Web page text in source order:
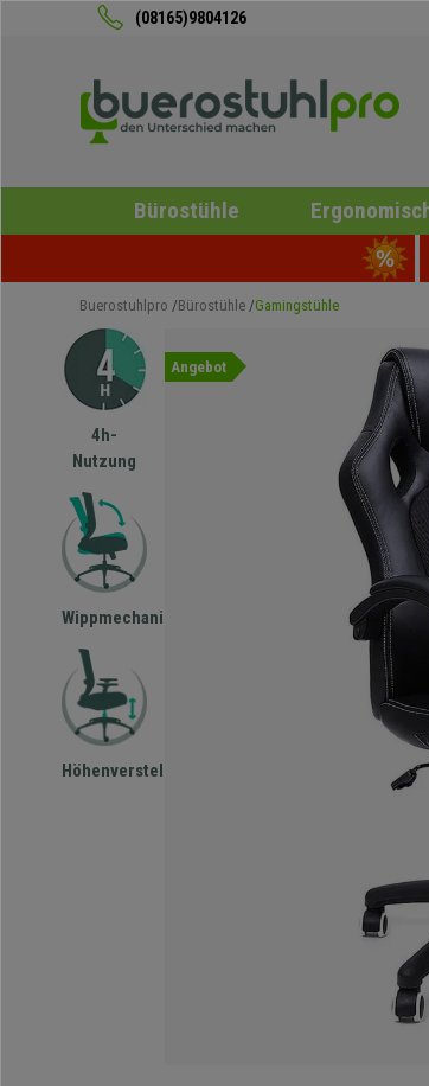
(08165)9804126
Bürostühle
Buerostuhlpro Bürostühle Gamingstühle
4h-
Nutzung
Wippmechanismus
Höhenverstellbar
Angebot